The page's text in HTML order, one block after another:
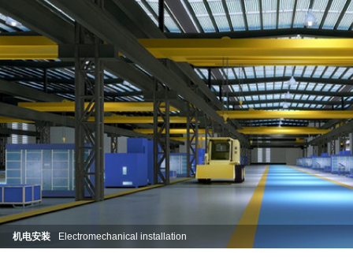
机电安装 Electromechanical installation